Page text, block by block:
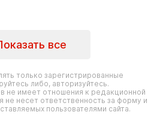
все
только зарегистрированные
либо, авторизуйтесь.
не имеет отношения к редакционной
не несет ответственность за форму и
пользователями сайта.